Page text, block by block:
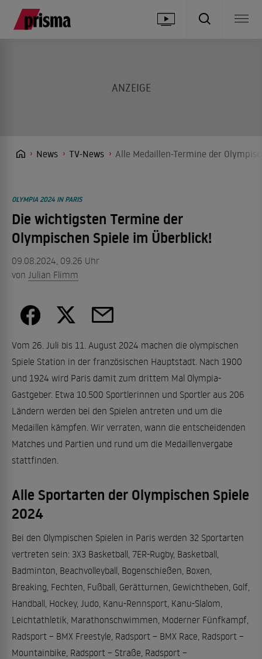
News TV-News Alle Medaillen-Termine der
OLYMPIA 2024 IN PARIS
Die wichtigsten Termine der
Olympischen Spiele im Überblick!
09.08.2024, 09.26 Uhr
von Julian Flimm
Vom 26. Juli bis 11. August 2024 machen die olympischen
Spiele Station in der französischen Hauptstadt. Nach 1900
und 1924 wird Paris damit zum drittem Mal Olympia-
Gastgeber. Etwa 10.500 Sportlerinnen und Sportler aus 206
Ländern werden bei den Spielen antreten und um die
Medaillen kämpfen. Wir verraten, wann die entscheidenden
Matches und Partien und rund um die Medaillenvergabe
stattfinden.
Alle Sportarten der Olympischen Spiele
2024
Bei den Olympischen Spielen in Paris werden 32 Sportarten
vertreten sein: 3X3 Basketball, 7ER-Rugby, Basketball,
Badminton, Beachvolleyball, Bogenschießen, Boxen,
Breaking, Fechten, Fußball, Gerätturnen, Gewichtheben, Golf,
Handball, Hockey, Judo, Kanu-Rennsport, Kanu-Slalom,
Leichtathletik, Marathonschwimmen, Moderner Fünfkampf,
Radsport – BMX Freestyle, Radsport – BMX Race, Radsport –
Mountainbike, Radsport – Straße, Radsport –